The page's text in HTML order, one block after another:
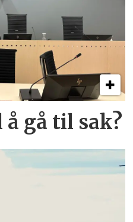
gå til sak?